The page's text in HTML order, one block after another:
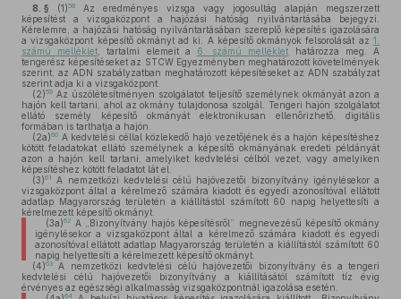
8. § (1)58
Az eredményes vizsga vagy jogosultág alapján megszerzett
képesítést a vizsgaközpont a hajózási hatóság nyilvántartásába bejegyzi.
Kérelemre, a hajózási hatóság nyilvántartásában szereplő képesítés igazolására
a vizsgaközpont képesítő okmányt ad ki. A képesítő okmányok felsorolását az 1.
számú melléklet , tartalmi elemeit a 6. számú melléklet határozza meg. A
tengerész képesítéseket az STCW Egyezményben meghatározott követelmények
szerint, az ADN szabályzatban meghatározott képesítéseket az ADN szabályzat
szerint adja ki a vizsgaközpont.
(2)59 Az úszólétesítményen szolgálatot teljesítő személynek okmányát azon a
hajón kell tartani, ahol az okmány tulajdonosa szolgál. Tengeri hajón szolgálatot
ellátó személy képesítő okmányát elektronikusan ellenőrizhető, digitális
formában is tarthatja a hajón.
(2a)60 A kedvtelési céllal közlekedő hajó vezetőjének és a hajón képesítéshez
kötött feladatokat ellátó személynek a képesítő okmányának eredeti példányát
azon a hajón kell tartani, amelyiket kedvtelési célból vezet, vagy amelyiken
képesítéshez kötött feladatot lát el.
(3)61
A nemzetközi kedvtelési célú hajóvezetői bizonyítvány igénylésekor a
vizsgaközpont által a kérelmező számára kiadott és egyedi azonosítóval ellátott
adatlap Magyarország területén a kiállítástól számított 60 napig helyettesíti a
kérelmezett képesítő okmányt.
(3a)62 A „Bizonyítvány hajós képesítésről” megnevezésű képesítő okmány
igénylésekor a vizsgaközpont által a kérelmező számára kiadott és egyedi
azonosítóval ellátott adatlap Magyarország területén a kiállítástól számított 60
napig helyettesíti a kérelmezett képesítő okmányt.
(4)63
A nemzetközi kedvtelési célú hajóvezetői bizonyítvány és a tengeri
kedvtelési célú hajóvezetői bizonyítvány a kiállításától számított tíz évig
érvényes az egészségi alkalmasság vizsgaközpontnál igazolása esetén.
64